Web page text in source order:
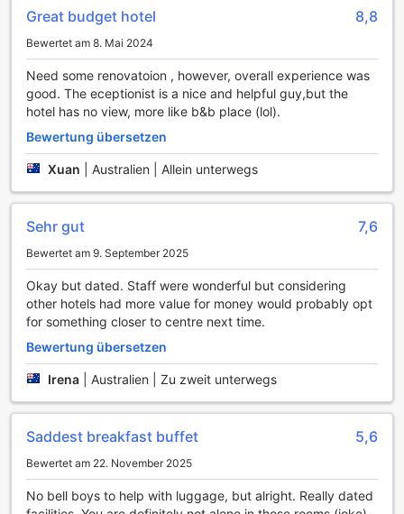
perfekte Orte sind, um Körper und Geist zu revitalisieren.
Für diejenigen, die gerne aktiv bleiben, bietet das Hotel
auch einen malerischen Garten, in dem Sie entspannen
oder einen Spaziergang machen können. Am Abend
können Sie sich mit Freunden oder Familie in den Karaoke-
Räumen vergnügen und Ihre Gesangskünste unter Beweis
stellen. Abgerundet wird das Unterhaltungsangebot durch
einen liebevoll gestalteten Geschenk- und Souvenirladen, in
dem Sie einzigartige Erinnerungen an Ihren Aufenthalt in Da
Nang erwerben können. Das Saigon Tourane Hotel ist der
ideale Ort, um sich zu entspannen und gleichzeitig Spaß zu
haben!
Das Saigon Tourane Hotel in Da Nang, Vietnam, bietet
seinen Gästen eine Vielzahl von praktischen
Annehmlichkeiten, die den Aufenthalt so angenehm wie
möglich gestalten. Mit einem 24-Stunden-Zimmerservice
können Sie jederzeit köstliche Speisen und Getränke direkt
in Ihr Zimmer bestellen, ohne das Hotel verlassen zu
müssen. Darüber hinaus sorgt der tägliche
Reinigungsservice dafür, dass Ihr Zimmer stets sauber und
einschließlich Trockenreinigung, Ihre Garderobe in
einwandfreiem Zustand hält, sodass Sie sich ganz auf Ihre
Erlebnisse konzentrieren können.
Für Reisende, die auch während ihres Aufenthalts in
Great budget hotel 8,8
Bewertet am 8. Mai 2024
Need some renovatoion , however, overall experience was
good. The eceptionist is a nice and helpful guy,but the
hotel has no view, more like b&b place (lol).
Bewertung übersetzen
Xuan Australien | Allein unterwegs
Sehr gut 7,6
Bewertet am 9. September 2025
Okay but dated. Staff were wonderful but considering
other hotels had more value for money would probably opt
for something closer to centre next time.
Bewertung übersetzen
Irena Australien | Zu zweit unterwegs
Saddest breakfast buffet 5,6
Bewertet am 22. November 2025
No bell boys to help with luggage, but alright. Really dated